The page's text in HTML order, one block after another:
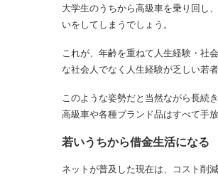
大学生のうちから高級車を乗り回し
いをしてしまうでしょう。
これが、年齢を重ねて人生経験・社
な社会人でなく人生経験が乏しい若
このような姿勢だと当然ながら長続
高級車や各種ブランド品はすべて手
若いうちから借金生活になる
ネットが普及した現在は、コスト削